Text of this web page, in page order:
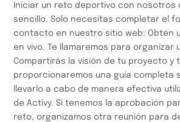
Iniciar un reto deportivo con nosotros
sencillo. Solo necesitas completar el
contacto en nuestro sitio web: Obtén
en vivo. Te llamaremos para organizar
Compartirás la visión de tu proyecto y
proporcionaremos una guía completa
llevarlo a cabo de manera efectiva
de Activy. Si tenemos la aprobación
reto, organizamos otra reunión para